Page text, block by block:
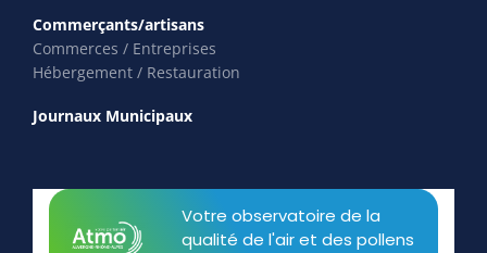
Commerçants/artisans
Commerces / Entreprises
Hébergement / Restauration
Journaux Municipaux